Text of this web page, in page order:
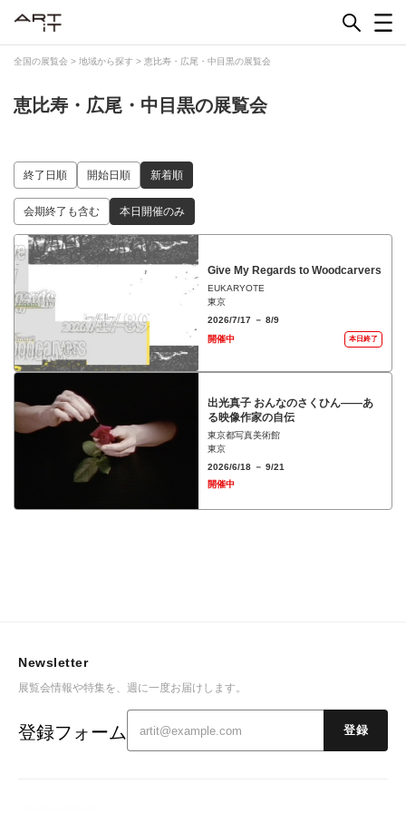
全国の展覧会 > 地域から探す > 恵比寿・広尾・中目黒の展覧会
恵比寿・広尾・中目黒の展覧会
終了日順 開始日順 新着順
会期終了も含む 本日開催のみ
Give My Regards to Woodcarvers
EUKARYOTE
東京
2026/7/17 － 8/9
開催中
本日終了
出光真子 おんなのさくひん――あ
る映像作家の自伝
東京都写真美術館
東京
2026/6/18 － 9/21
開催中
Newsletter
展覧会情報や特集を、週に一度お届けします。
登録フォーム 登録